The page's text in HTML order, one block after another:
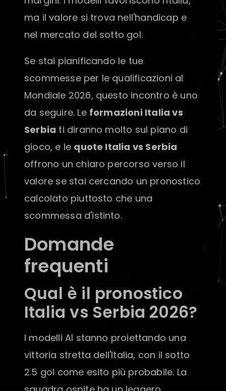
ma il valore si trova nell'handicap e
nel mercato del sotto gol.
Se stai pianificando le tue
scommesse per le qualificazioni al
Mondiale 2026, questo incontro è uno
da seguire. Le formazioni Italia vs
Serbia ti diranno molto sul piano di
gioco, e le quote Italia vs Serbia
offrono un chiaro percorso verso il
valore se stai cercando un pronostico
calcolato piuttosto che una
scommessa d'istinto.
Domande
frequenti
Qual è il pronostico
Italia vs Serbia 2026?
I modelli AI stanno proiettando una
vittoria stretta dell'Italia, con il sotto
2.5 gol come esito più probabile. La